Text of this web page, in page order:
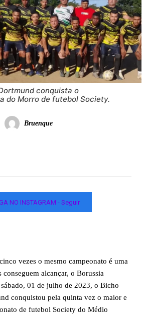
conquista o
do Morro de futebol Society.
Bruenque
NO INSTAGRAM - Seguir
vezes o mesmo campeonato é uma
alcançar, o Borussia
01 de julho de 2023, o Bicho
conquistou pela quinta vez o maior e
de futebol Society do Médio